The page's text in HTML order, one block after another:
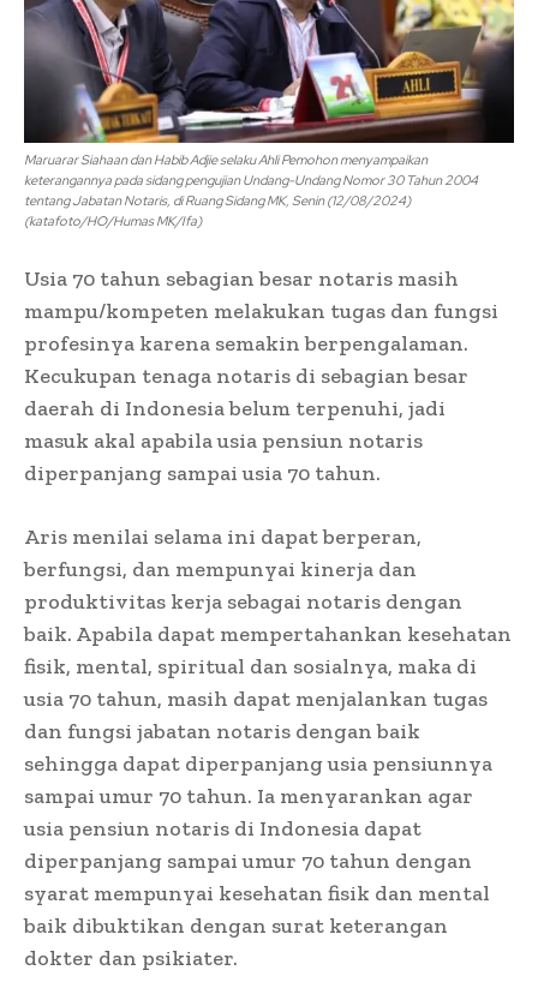
Maruarar Siahaan dan Habib Adjie selaku Ahli Pemohon menyampaikan
keterangannya pada sidang pengujian Undang-Undang Nomor 30 Tahun 2004
tentang Jabatan Notaris, di Ruang Sidang MK, Senin (12/08/2024)
(katafoto/HO/Humas MK/Ifa)
Usia 70 tahun sebagian besar notaris masih
mampu/kompeten melakukan tugas dan fungsi
profesinya karena semakin berpengalaman.
Kecukupan tenaga notaris di sebagian besar
daerah di Indonesia belum terpenuhi, jadi
masuk akal apabila usia pensiun notaris
diperpanjang sampai usia 70 tahun.
Aris menilai selama ini dapat berperan,
berfungsi, dan mempunyai kinerja dan
produktivitas kerja sebagai notaris dengan
baik. Apabila dapat mempertahankan kesehatan
fisik, mental, spiritual dan sosialnya, maka di
usia 70 tahun, masih dapat menjalankan tugas
dan fungsi jabatan notaris dengan baik
sehingga dapat diperpanjang usia pensiunnya
sampai umur 70 tahun. Ia menyarankan agar
usia pensiun notaris di Indonesia dapat
diperpanjang sampai umur 70 tahun dengan
syarat mempunyai kesehatan fisik dan mental
baik dibuktikan dengan surat keterangan
dokter dan psikiater.